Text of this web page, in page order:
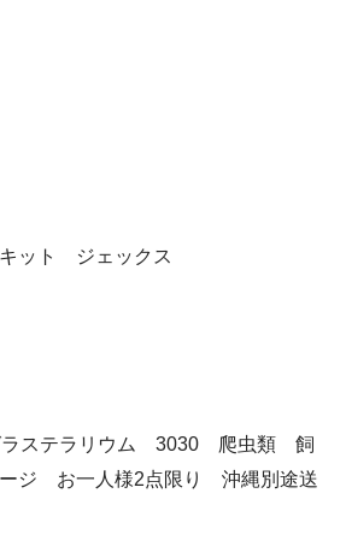
ット ジェックス
ステラリウム 3030 爬虫類 飼
ジ お一人様2点限り 沖縄別途送